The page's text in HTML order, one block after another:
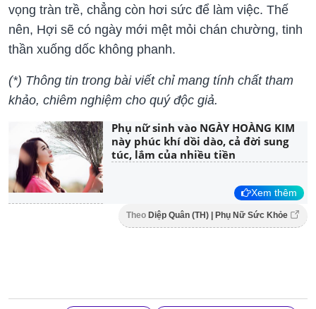
vọng tràn trề, chẳng còn hơi sức để làm việc. Thế
nên, Hợi sẽ có ngày mới mệt mỏi chán chường, tinh
thần xuống dốc không phanh.
(*) Thông tin trong bài viết chỉ mang tính chất tham
khảo, chiêm nghiệm cho quý độc giả.
Phụ nữ sinh vào NGÀY HOÀNG KIM
này phúc khí dồi dào, cả đời sung
túc, lắm của nhiều tiền
Xem thêm
Theo Diệp Quân (TH) | Phụ Nữ Sức Khỏe